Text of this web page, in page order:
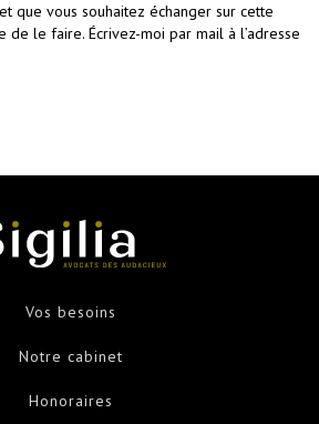
que vous souhaitez échanger sur cette
de le faire. Écrivez-moi par mail à l’adresse
Vos besoins
Notre cabinet
Honoraires